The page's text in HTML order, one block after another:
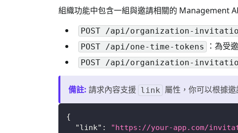
組織功能中包含一組與邀請相關的 Management
POST /api/organization-
POST /api/one-time-tokens ：為受
POST /api/organization-
備註: 請求內容支援 link 屬性，你可以根據
{
"link" :
"https://your-app.com/